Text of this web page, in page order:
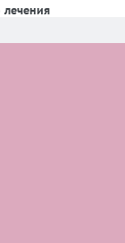
лечения